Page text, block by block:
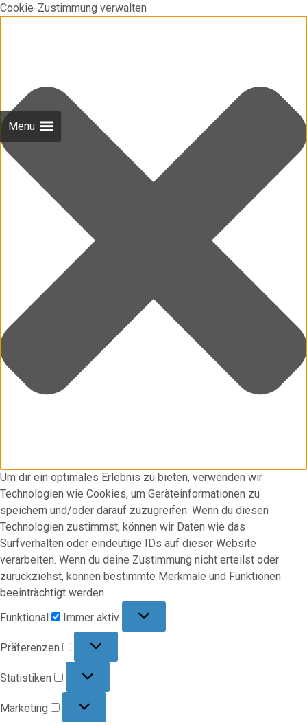
Cookie-Zustimmung verwalten
Um dir ein optimales Erlebnis zu bieten, verwenden wir
Technologien wie Cookies, um Geräteinformationen zu
speichern und/oder darauf zuzugreifen. Wenn du diesen
Technologien zustimmst, können wir Daten wie das
Surfverhalten oder eindeutige IDs auf dieser Website
verarbeiten. Wenn du deine Zustimmung nicht erteilst oder
zurückziehst, können bestimmte Merkmale und Funktionen
beeinträchtigt werden.
Funktional
Immer aktiv
Präferenzen
Statistiken
Marketing
Menu